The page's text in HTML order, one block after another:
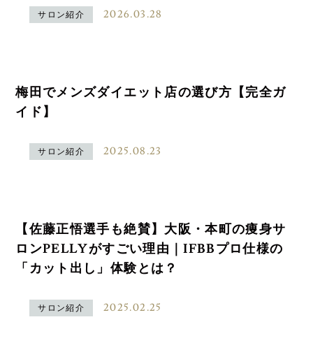
サロン紹介 2026.03.28
梅田でメンズダイエット店の選び方【完全ガ
イド】
サロン紹介 2025.08.23
【佐藤正悟選手も絶賛】大阪・本町の痩身サ
ロンPELLYがすごい理由｜IFBBプロ仕様の
「カット出し」体験とは？
サロン紹介 2025.02.25